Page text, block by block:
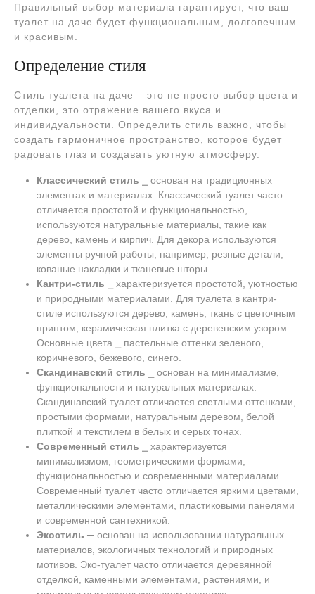
Правильный выбор материала гарантирует, что ваш
туалет на даче будет функциональным, долговечным
и красивым.
Определение стиля
Стиль туалета на даче – это не просто выбор цвета и
отделки, это отражение вашего вкуса и
индивидуальности. Определить стиль важно, чтобы
создать гармоничное пространство, которое будет
радовать глаз и создавать уютную атмосферу.
Классический стиль ⎯ основан на традиционных
элементах и материалах. Классический туалет часто
отличается простотой и функциональностью,
используются натуральные материалы, такие как
дерево, камень и кирпич. Для декора используются
элементы ручной работы, например, резные детали,
кованые накладки и тканевые шторы.
Кантри-стиль ⎯ характеризуется простотой, уютностью
и природными материалами. Для туалета в кантри-
стиле используются дерево, камень, ткань с цветочным
принтом, керамическая плитка с деревенским узором.
Основные цвета ⎯ пастельные оттенки зеленого,
коричневого, бежевого, синего.
Скандинавский стиль ⎯ основан на минимализме,
функциональности и натуральных материалах.
Скандинавский туалет отличается светлыми оттенками,
простыми формами, натуральным деревом, белой
плиткой и текстилем в белых и серых тонах.
Современный стиль ⎯ характеризуется
минимализмом, геометрическими формами,
функциональностью и современными материалами.
Современный туалет часто отличается яркими цветами,
металлическими элементами, пластиковыми панелями
и современной сантехникой.
Экостиль ─ основан на использовании натуральных
материалов, экологичных технологий и природных
мотивов. Эко-туалет часто отличается деревянной
отделкой, каменными элементами, растениями, и